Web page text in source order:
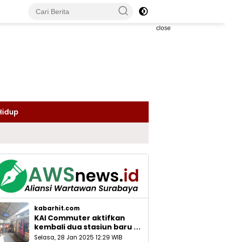
close
kabarhit.com
KAI Commuter aktifkan
kembali dua stasiun baru di
Sidoarjo_
Selasa, 28 Jan 2025 12:29 WIB